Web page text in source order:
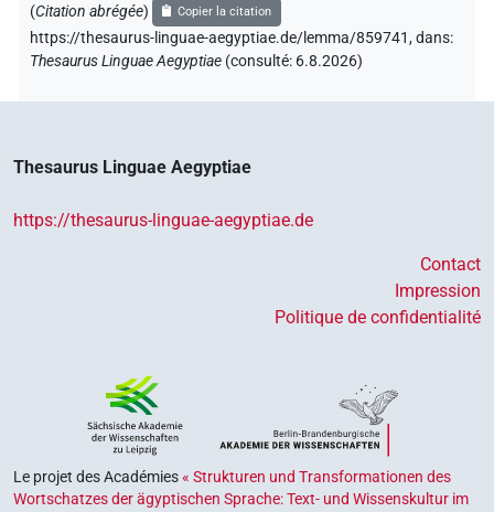
(Citation abrégée) Copier la citation
https://thesaurus-linguae-aegyptiae.de/lemma/859741,dans:
Thesaurus Linguae Aegyptiae (consulté: 6.8.2026)
Thesaurus Linguae Aegyptiae
https://thesaurus-linguae-aegyptiae.de
Contact
Impression
Politique de confidentialité
Le projet des Académies« Strukturen und Transformationen des
Wortschatzes der ägyptischen Sprache: Text- und Wissenskultur im